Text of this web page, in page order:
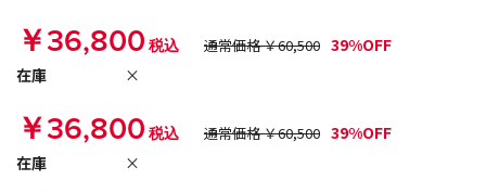
￥36,800税込 通常価格 ￥60,500 39%OFF
在庫
×
￥36,800税込 通常価格 ￥60,500 39%OFF
在庫
×